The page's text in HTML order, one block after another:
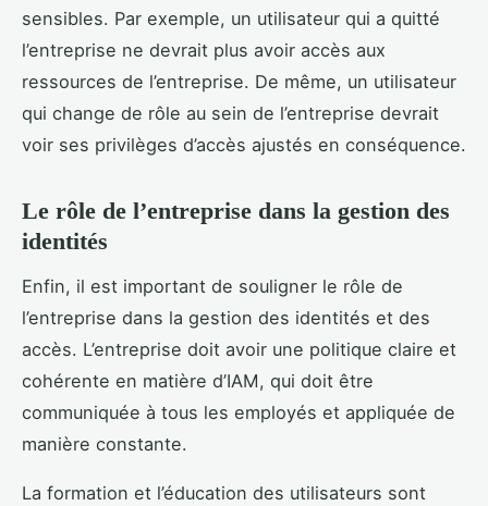
sensibles. Par exemple, un utilisateur qui a quitté
l’entreprise ne devrait plus avoir accès aux
ressources de l’entreprise. De même, un utilisateur
qui change de rôle au sein de l’entreprise devrait
voir ses privilèges d’accès ajustés en conséquence.
Le rôle de l’entreprise dans la gestion des
identités
Enfin, il est important de souligner le rôle de
l’entreprise dans la gestion des identités et des
accès. L’entreprise doit avoir une politique claire et
cohérente en matière d’IAM, qui doit être
communiquée à tous les employés et appliquée de
manière constante.
La formation et l’éducation des utilisateurs sont